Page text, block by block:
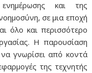
και της
σε μια εποχή
όλο και περισσότερο
Η παρουσίαση
να γνωρίσει από κοντά
της τεχνητής